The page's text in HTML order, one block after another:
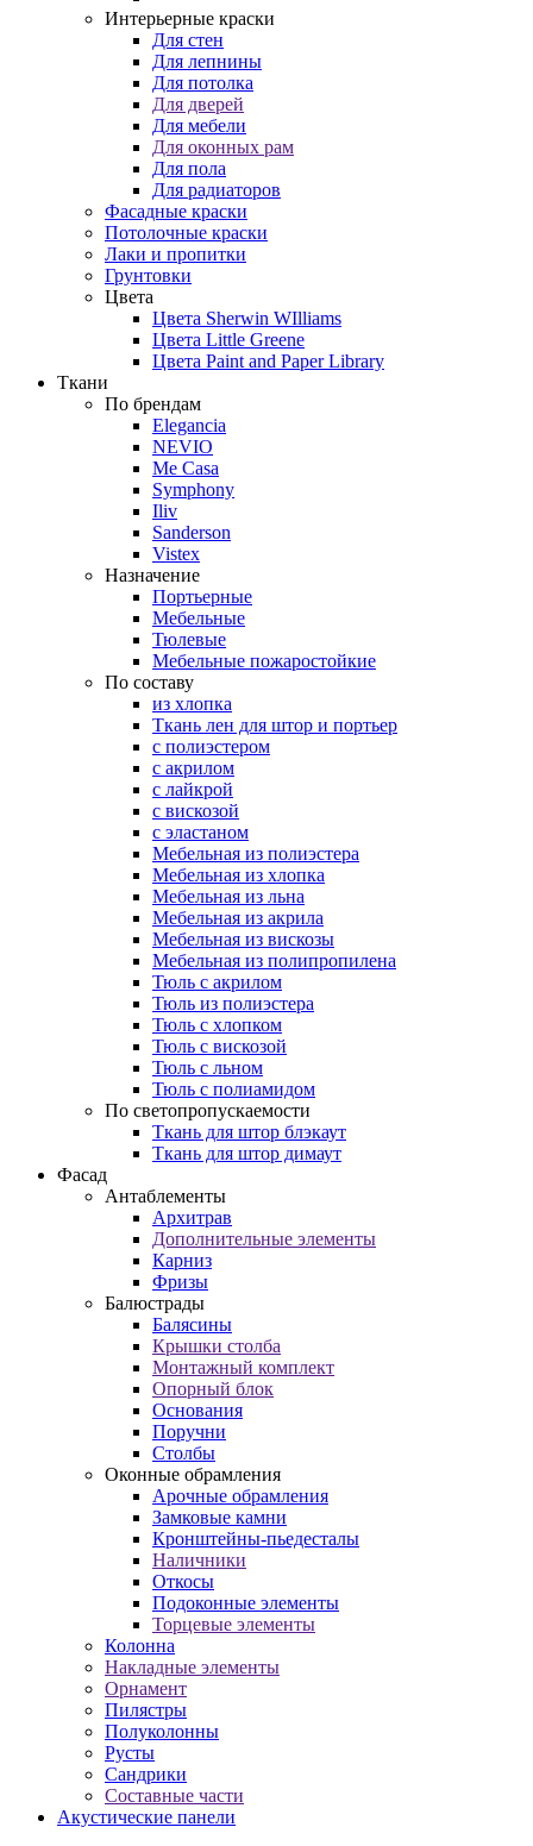
Интерьерные краски
Для стен
Для лепнины
Для потолка
Для дверей
Для мебели
Для оконных рам
Для пола
Для радиаторов
Фасадные краски
Потолочные краски
Лаки и пропитки
Грунтовки
Цвета
Цвета Sherwin WIlliams
Цвета Little Greene
Цвета Paint and Paper Library
Ткани
По брендам
Elegancia
NEVIO
Me Casa
Symphony
Iliv
Sanderson
Vistex
Назначение
Портьерные
Мебельные
Тюлевые
Мебельные пожаростойкие
По составу
из хлопка
Ткань лен для штор и портьер
с полиэстером
с акрилом
с лайкрой
с вискозой
с эластаном
Мебельная из полиэстера
Мебельная из хлопка
Мебельная из льна
Мебельная из акрила
Мебельная из вискозы
Мебельная из полипропилена
Тюль с акрилом
Тюль из полиэстера
Тюль с хлопком
Тюль с вискозой
Тюль с льном
Тюль с полиамидом
По светопропускаемости
Ткань для штор блэкаут
Ткань для штор димаут
Фасад
Антаблементы
Архитрав
Дополнительные элементы
Карниз
Фризы
Балюстрады
Балясины
Крышки столба
Монтажный комплект
Опорный блок
Основания
Поручни
Столбы
Оконные обрамления
Арочные обрамления
Замковые камни
Кронштейны-пьедесталы
Наличники
Откосы
Подоконные элементы
Торцевые элементы
Колонна
Накладные элементы
Орнамент
Пилястры
Полуколонны
Русты
Сандрики
Составные части
Акустические панели